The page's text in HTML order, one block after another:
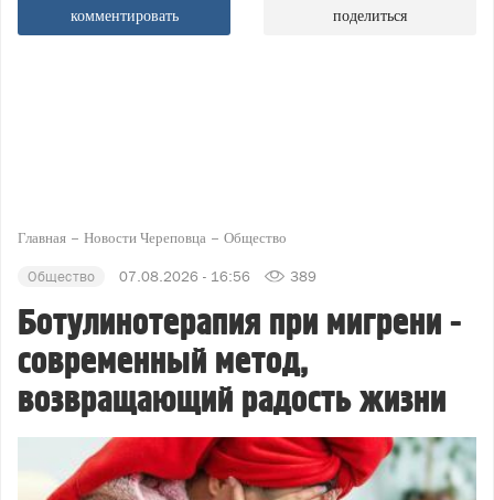
комментировать поделиться
Главная Новости Череповца Общество
Общество 07.08.2026 - 16:56 389
Ботулинотерапия при мигрени -
современный метод,
возвращающий радость жизни